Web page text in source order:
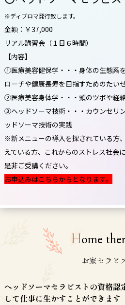
※ディプロマ発行致します。
金額：￥37,000
リアル講習会（１日６時間）
【内容】
①医療美容健保学・・・身体の生態系
ローチや健康長寿を目指すためのたい
②医療美容身体学・・・頭のツボや経
③ヘッドソーマ技術・・・カウンセリ
ッドソーマ技術の実践
※新メニューの導入を探されている方
えている方、これからのストレス社会
是非ご受講ください。
お申込みはこちらからとなります。
Home
お家セラピ
ヘッドソーマセラピストの資格認
して仕事に生かすことができます